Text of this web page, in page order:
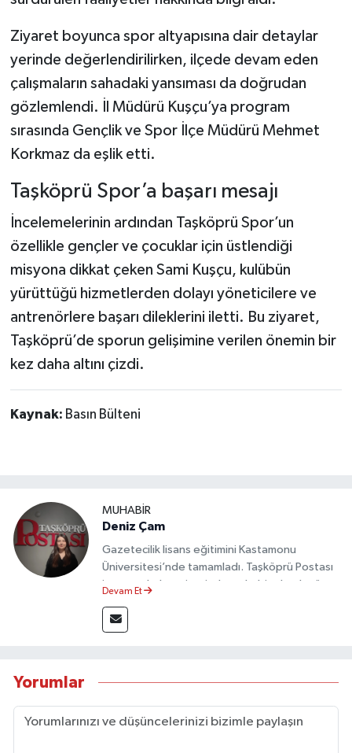
Ziyaret boyunca spor altyapısına dair detaylar
yerinde değerlendirilirken, ilçede devam eden
çalışmaların sahadaki yansıması da doğrudan
gözlemlendi. İl Müdürü Kuşçu’ya program
sırasında Gençlik ve Spor İlçe Müdürü Mehmet
Korkmaz da eşlik etti.
Taşköprü Spor’a başarı mesajı
İncelemelerinin ardından Taşköprü Spor’un
özellikle gençler ve çocuklar için üstlendiği
misyona dikkat çeken Sami Kuşçu, kulübün
yürüttüğü hizmetlerden dolayı yöneticilere ve
antrenörlere başarı dileklerini iletti. Bu ziyaret,
Taşköprü’de sporun gelişimine verilen önemin bir
kez daha altını çizdi.
Kaynak: Basın Bülteni
MUHABİR
Deniz Çam
Gazetecilik lisans eğitimini Kastamonu
Üniversitesi’nde tamamladı. Taşköprü Postası
internet haber sitesinde muhabir olarak görev
Devam Et
Yorumlar
Taşköprü Haberleri
Tosya Haberleri
Karadeniz Haberleri
Ulusal Haberler
Dünya Haberleri
Yerel Haberler